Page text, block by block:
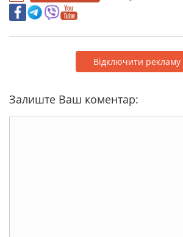
Відключити рекламу
Залиште Ваш коментар: